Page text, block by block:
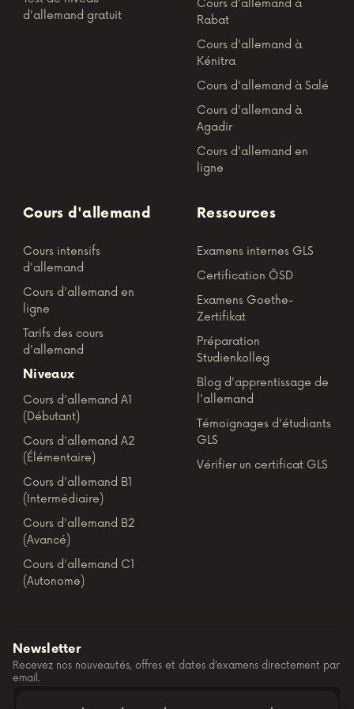
d'allemand gratuit
Cours d'allemand à
Rabat
Cours d'allemand à
Kénitra
Cours d'allemand à Salé
Cours d'allemand à
Agadir
Cours d'allemand en
ligne
Cours d'allemand
Cours intensifs
d'allemand
Cours d'allemand en
ligne
Tarifs des cours
d'allemand
Niveaux
Cours d'allemand A1
(Débutant)
Cours d'allemand A2
(Élémentaire)
Cours d'allemand B1
(Intermédiaire)
Cours d'allemand B2
(Avancé)
Cours d'allemand C1
(Autonome)
Ressources
Examens internes GLS
Certification ÖSD
Examens Goethe-
Zertifikat
Préparation
Studienkolleg
Blog d'apprentissage de
l'allemand
Témoignages d'étudiants
GLS
Vérifier un certificat GLS
Newsletter
Recevez nos nouveautés, offres et dates d’examens directement par
email.